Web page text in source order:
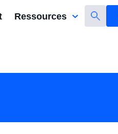
Ressources